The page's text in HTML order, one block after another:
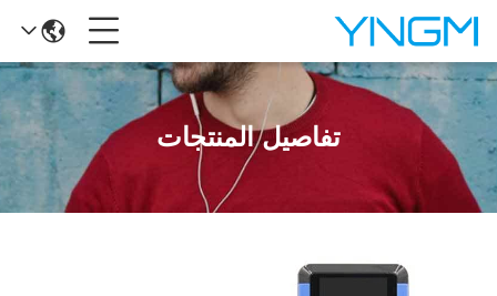
تفاصيل المنتجات